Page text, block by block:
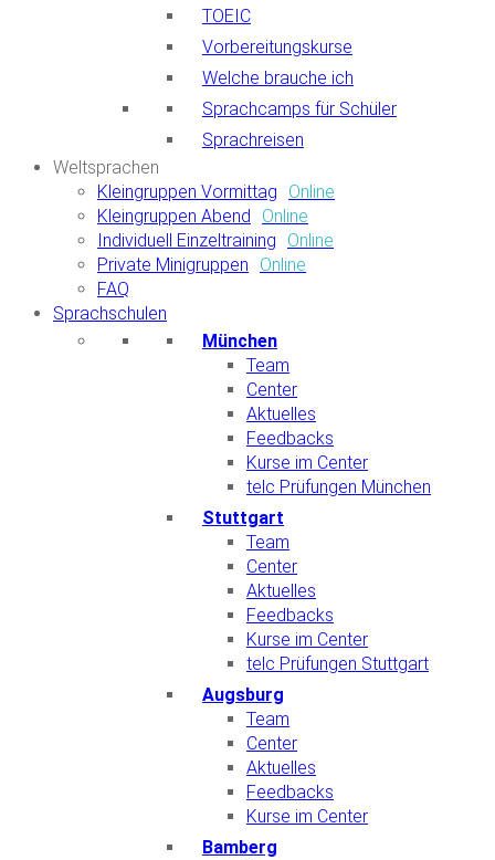
TOEIC
Vorbereitungskurse
Welche brauche ich
Sprachcamps für Schüler
Sprachreisen
Weltsprachen
Kleingruppen Vormittag
Online
Kleingruppen Abend
Online
Individuell Einzeltraining
Online
Private Minigruppen
Online
FAQ
Sprachschulen
München
Team
Center
Aktuelles
Feedbacks
Kurse im Center
telc Prüfungen München
Stuttgart
Team
Center
Aktuelles
Feedbacks
Kurse im Center
telc Prüfungen Stuttgart
Augsburg
Team
Center
Aktuelles
Feedbacks
Kurse im Center
Bamberg